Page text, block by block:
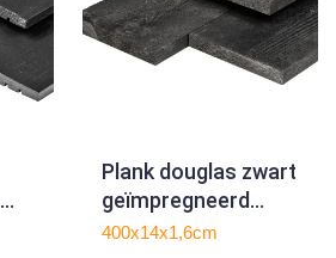
Plank douglas zwart
geïmpregneerd
1.6x14.0x400cm
400x14x1,6cm